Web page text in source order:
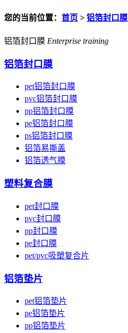
您的当前位置： 首页 > 铝箔封口膜
铝箔封口膜 Enterprise training
铝箔封口膜
pet铝箔封口膜
pvc铝箔封口膜
pp铝箔封口膜
pe铝箔封口膜
ps铝箔封口膜
铝箔易撕盖
铝箔透气膜
塑料复合膜
pet封口膜
pvc封口膜
pp封口膜
pe封口膜
pet/pvc吸塑复合片
铝箔垫片
pet铝箔垫片
pe铝箔垫片
pp铝箔垫片